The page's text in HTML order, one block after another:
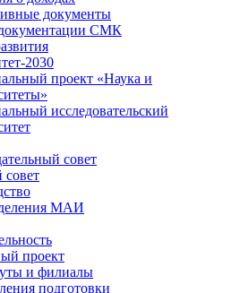
документы
СМК
2030
проект «Наука и
исследовательский
совет
МАИ
проект
и филиалы
подготовки